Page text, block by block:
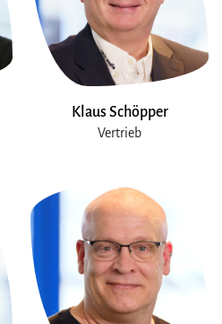
Klaus Schöpper
Vertrieb